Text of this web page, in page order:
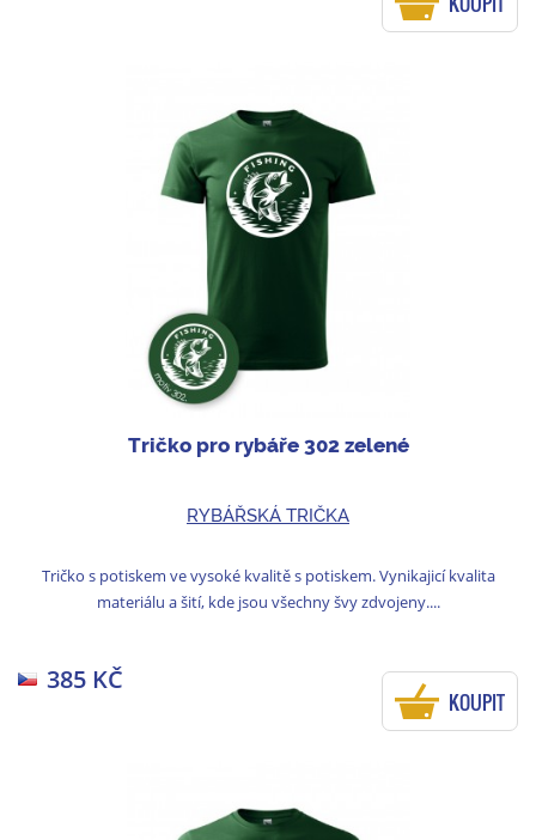
Tričko pro rybáře 302 zelené
RYBÁŘSKÁ TRIČKA
Tričko s potiskem ve vysoké kvalitě s potiskem. Vynikajicí kvalita
materiálu a šití, kde jsou všechny švy zdvojeny....
385 KČ
KOUPIT